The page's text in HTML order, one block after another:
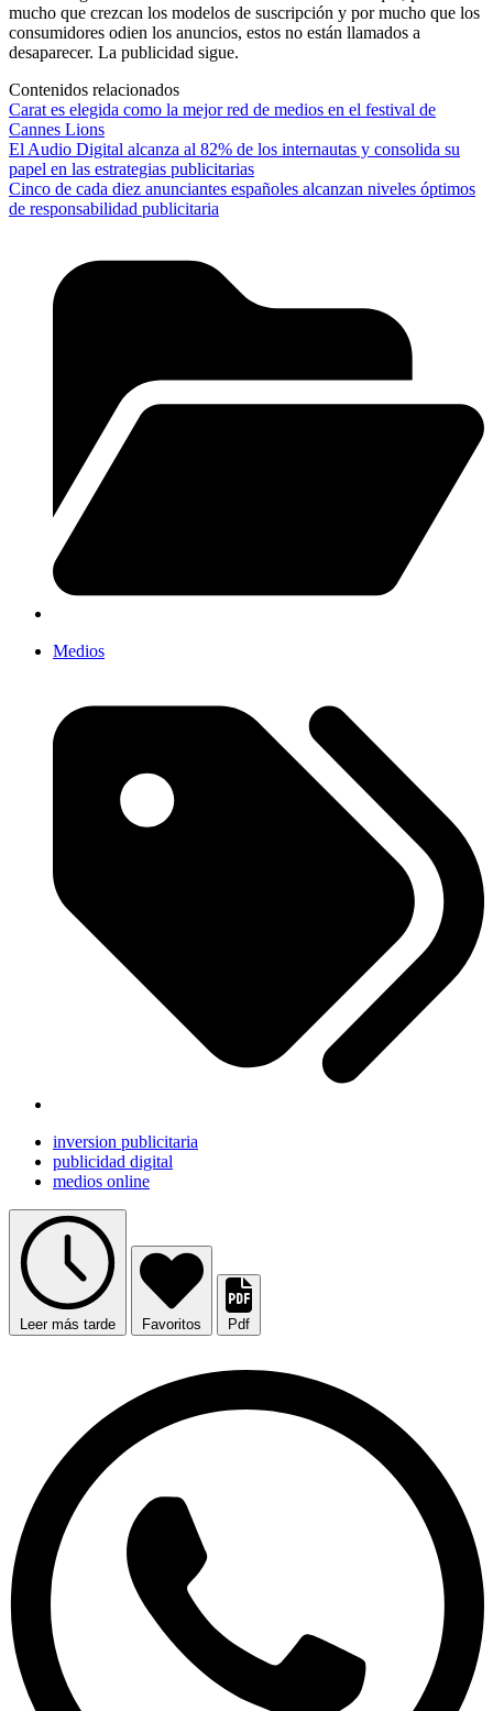
mucho que crezcan los modelos de suscripción y por mucho que los
consumidores odien los anuncios, estos no están llamados a
desaparecer. La publicidad sigue.
Contenidos relacionados
Carat es elegida como la mejor red de medios en el festival de
Cannes Lions
El Audio Digital alcanza al 82% de los internautas y consolida su
papel en las estrategias publicitarias
Cinco de cada diez anunciantes españoles alcanzan niveles óptimos
de responsabilidad publicitaria
Medios
inversion publicitaria
publicidad digital
medios online
Leer más tarde Favoritos Pdf